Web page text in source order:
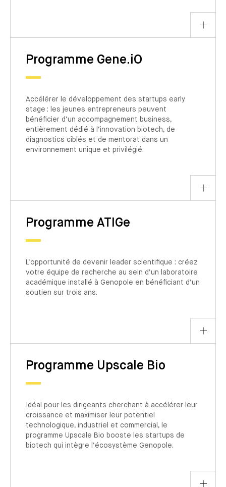
Programme Gene.iO
Accélérer le développement des startups early
stage : les jeunes entrepreneurs peuvent
bénéficier d’un accompagnement business,
entièrement dédié à l’innovation biotech, de
diagnostics ciblés et de mentorat dans un
environnement unique et privilégié.
Programme ATIGe
L’opportunité de devenir leader scientifique : créez
votre équipe de recherche au sein d’un laboratoire
académique installé à Genopole en bénéficiant d’un
soutien sur trois ans.
Programme Upscale Bio
Idéal pour les dirigeants cherchant à accélérer leur
croissance et maximiser leur potentiel
technologique, industriel et commercial, le
programme Upscale Bio booste les startups de
biotech qui intègre l’écosystème Genopole.